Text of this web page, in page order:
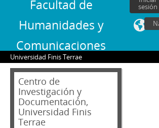
Facultad de
Humanidades y
Comunicaciones
sesión
Universidad Finis Terrae
Centro de
Investigación y
Documentación,
Universidad Finis
Terrae
00019 - Manu Militari
00020 - Amor Y Humor
00021 - El Segundo
00022 - Eso Del Amor
00023 - Con Estilo Propio
00024 - Cruel Rito Entre
00026 - Rey Lear
00027 - Mare Mágnum De
00028 - Bombardeo De